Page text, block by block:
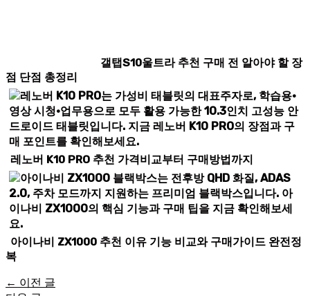
갤탭S10울트라 추천 구매 전 알아야 할 장
점 단점 총정리
레노버 K10 PRO 추천 가격비교부터 구매방법까지
아이나비 ZX1000 추천 이유 기능 비교와 구매가이드 완전정
복
← 이전 글